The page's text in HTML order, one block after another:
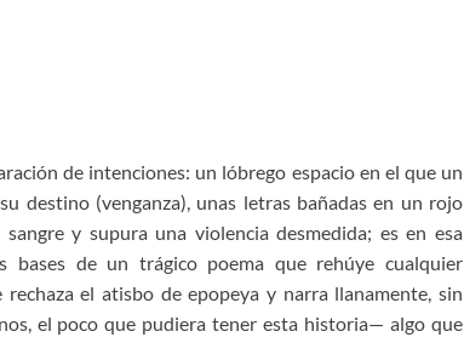
de intenciones: un lóbrego espacio en el que un
destino (venganza), unas letras bañadas en un rojo
y supura una violencia desmedida; es en esa
bases de un trágico poema que rehúye cualquier
el atisbo de epopeya y narra llanamente, sin
el poco que pudiera tener esta historia— algo que